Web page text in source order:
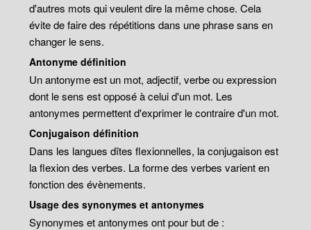
d'autres mots qui veulent dire la même chose. Cela
évite de faire des répétitions dans une phrase sans en
changer le sens.
Antonyme définition
Un antonyme est un mot, adjectif, verbe ou expression
dont le sens est opposé à celui d'un mot. Les
antonymes permettent d'exprimer le contraire d'un mot.
Conjugaison définition
Dans les langues dîtes flexionnelles, la conjugaison est
la flexion des verbes. La forme des verbes varient en
fonction des évènements.
Usage des synonymes et antonymes
Synonymes et antonymes ont pour but de :